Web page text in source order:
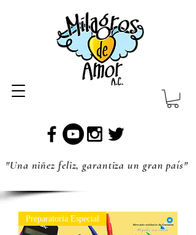
"Una niñez feliz, garantiza un gran país"
Preparatoria Especial